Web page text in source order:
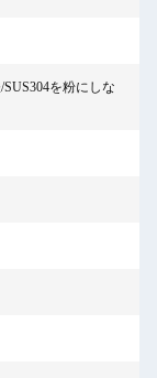
を粉にしな